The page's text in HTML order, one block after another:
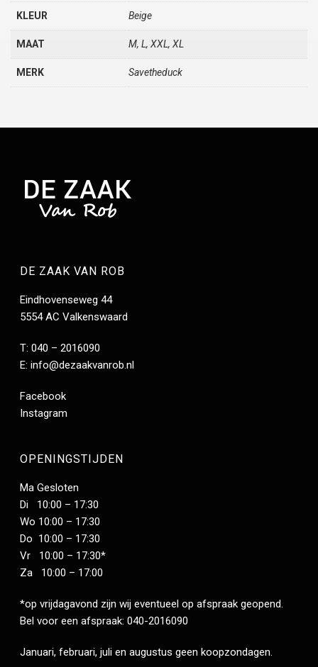
KLEUR Beige
MAAT M, L, XXL, XL
MERK Savetheduck
DE ZAAK VAN ROB
Eindhovenseweg 44
5554 AC Valkenswaard
T: 040 – 2016090
E:info@dezaakvanrob.nl
Facebook
Instagram
OPENINGSTIJDEN
Ma Gesloten
Di 10:00 – 17:30
Wo 10:00 – 17:30
Do 10:00 – 17:30
Vr 10:00 – 17:30*
Za 10:00 – 17:00
*op vrijdagavond zijn wij eventueel op afspraak geopend.
Bel voor een afspraak: 040-2016090
Januari, februari, juli en augustus geen koopzondagen.